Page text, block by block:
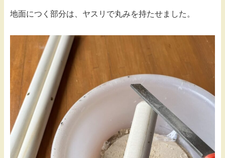
地面につく部分は、ヤスリで丸みを持たせました。